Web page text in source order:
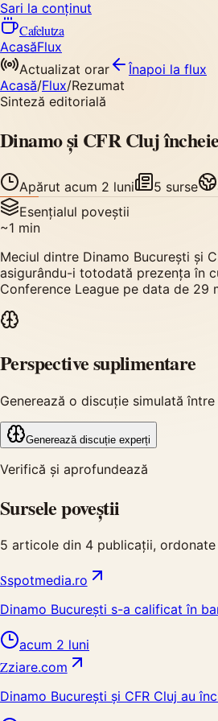
Sari la conținut
Cafelutza
AcasăFlux
Actualizat orar
Înapoi la flux
Acasă/Flux/Rezumat
Sinteză editorială
Dinamo și CFR Cluj
Apărut acum 2 luni 5 surse
Esențialul poveștii
~1 min
Meciul dintre Dinamo București și
asigurându-i totodată prezența în
Conference League pe data de 29
Perspective suplimentare
Generează o discuție simulată
Generează discuție experți
Verifică și aprofundează
Sursele poveștii
5 articole din 4 publicații,
Sspotmedia.ro
Dinamo București s-a calificat în
acum 2 luni
Zziare.com
Dinamo București și CFR Cluj au